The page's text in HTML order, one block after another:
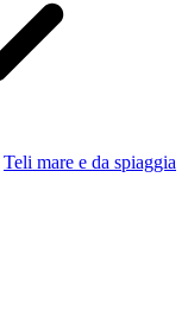
Teli mare e da spiaggia